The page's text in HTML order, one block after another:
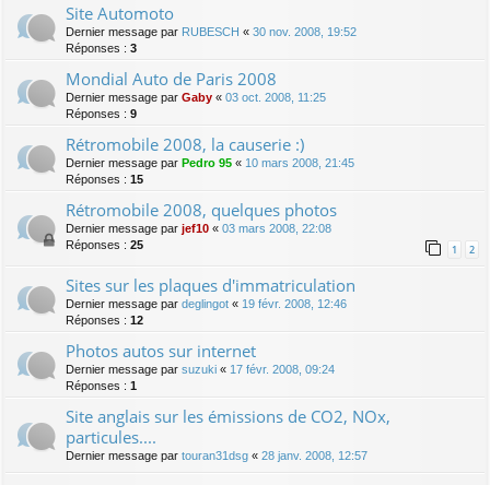
Site Automoto
Dernier message par RUBESCH « 30 nov. 2008, 19:52
Réponses : 3
Mondial Auto de Paris 2008
Dernier message par Gaby « 03 oct. 2008, 11:25
Réponses : 9
Rétromobile 2008, la causerie :)
Dernier message par Pedro 95 « 10 mars 2008, 21:45
Réponses : 15
Rétromobile 2008, quelques photos
Dernier message par jef10 « 03 mars 2008, 22:08
Réponses : 25 1 2
Sites sur les plaques d'immatriculation
Dernier message par deglingot « 19 févr. 2008, 12:46
Réponses : 12
Photos autos sur internet
Dernier message par suzuki « 17 févr. 2008, 09:24
Réponses : 1
Site anglais sur les émissions de CO2, NOx,
particules....
Dernier message par touran31dsg « 28 janv. 2008, 12:57